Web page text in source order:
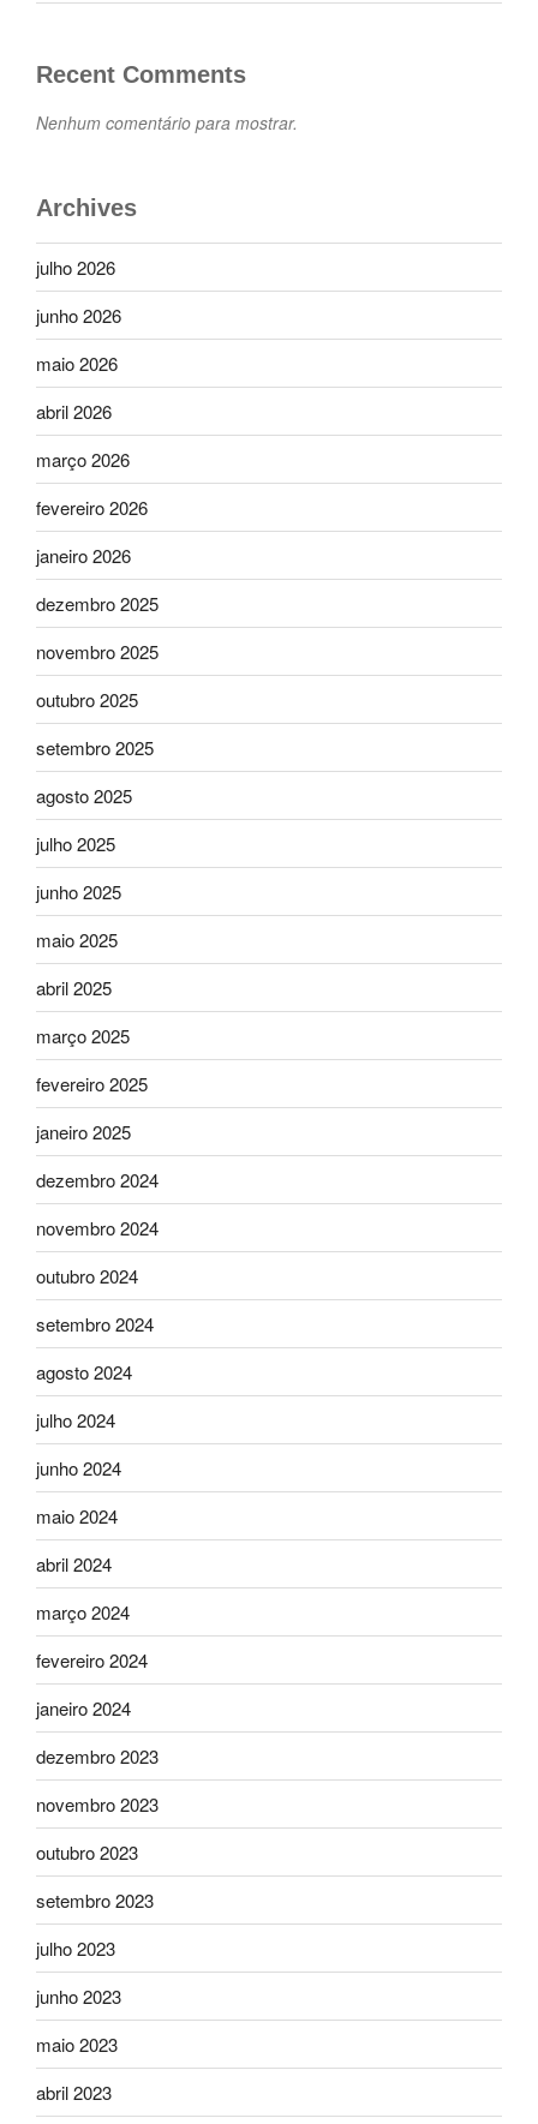
Recent Comments
Nenhum comentário para mostrar.
Archives
julho 2026
junho 2026
maio 2026
abril 2026
março 2026
fevereiro 2026
janeiro 2026
dezembro 2025
novembro 2025
outubro 2025
setembro 2025
agosto 2025
julho 2025
junho 2025
maio 2025
abril 2025
março 2025
fevereiro 2025
janeiro 2025
dezembro 2024
novembro 2024
outubro 2024
setembro 2024
agosto 2024
julho 2024
junho 2024
maio 2024
abril 2024
março 2024
fevereiro 2024
janeiro 2024
dezembro 2023
novembro 2023
outubro 2023
setembro 2023
julho 2023
junho 2023
maio 2023
abril 2023